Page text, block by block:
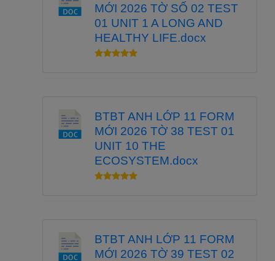
MỚI 2026 TỜ SỐ 02 TEST
01 UNIT 1 A LONG AND
HEALTHY LIFE.docx
BTBT ANH LỚP 11 FORM
MỚI 2026 TỜ 38 TEST 01
UNIT 10 THE
ECOSYSTEM.docx
BTBT ANH LỚP 11 FORM
MỚI 2026 TỜ 39 TEST 02